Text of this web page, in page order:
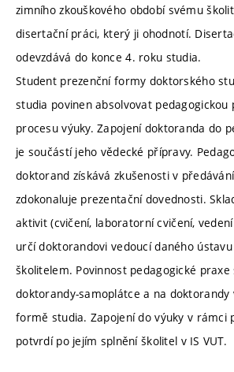
zimního zkouškového období svému
disertační práci, který ji ohodnotí.
odevzdává do konce 4. roku studia.
Student prezenční formy doktorského
studia povinen absolvovat pedagogickou
procesu výuky. Zapojení doktoranda do
je součástí jeho vědecké přípravy.
doktorand získává zkušenosti v
zdokonaluje prezentační dovednosti.
aktivit (cvičení, laboratorní cvičení,
určí doktorandovi vedoucí daného
školitelem. Povinnost pedagogické praxe
doktorandy-samoplátce a na doktorandy
formě studia. Zapojení do výuky v rámci
potvrdí po jejím splnění školitel v IS VUT.